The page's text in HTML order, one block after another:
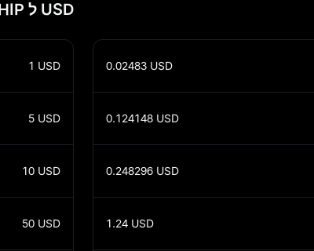
USD ל CHIP טבלת המרה
0.02483 USD
0.124148 USD
0.248296 USD
1.24 USD
1 USD
5 USD
10 USD
50 USD